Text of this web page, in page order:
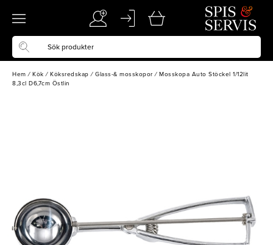
Hem / Kök / Köksredskap / Glass-& mosskopor / Mosskopa Auto Stöckel 1/12lit
8,3cl D6,7cm Östlin